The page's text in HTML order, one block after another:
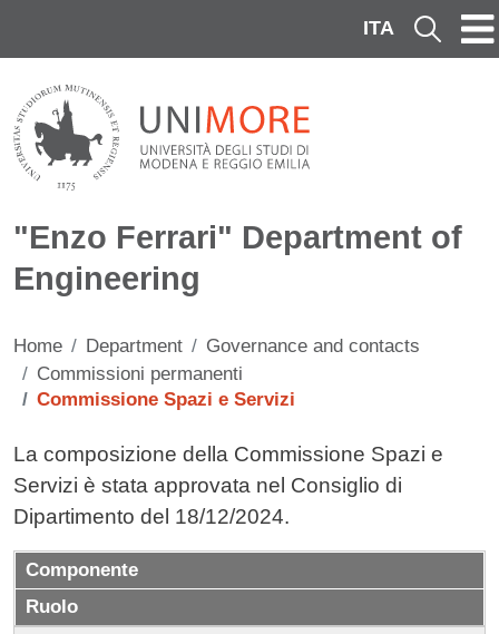
ITA Cerca
"Enzo Ferrari" Department of
Engineering
Home Department
Governance and contacts
Commissioni permanenti
Commissione Spazi e Servizi
Contenuto
La composizione della Commissione Spazi e
Servizi è stata approvata nel Consiglio di
Dipartimento del 18/12/2024.
Componente
Ruolo